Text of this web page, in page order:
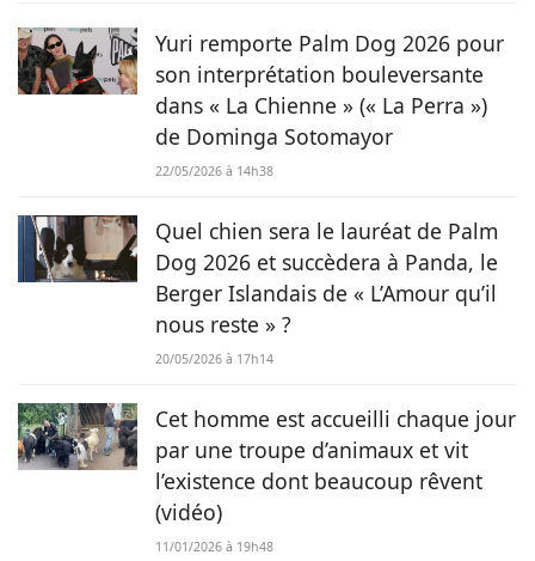
poussée à se lancer dans la photographie canine.
Yuri remporte Palm Dog 2026 pour
son interprétation bouleversante
dans « La Chienne » (« La Perra »)
de Dominga Sotomayor
22/05/2026 à 14h38
Quel chien sera le lauréat de Palm
Dog 2026 et succèdera à Panda, le
Berger Islandais de « L’Amour qu’il
nous reste » ?
20/05/2026 à 17h14
Cet homme est accueilli chaque jour
par une troupe d’animaux et vit
l’existence dont beaucoup rêvent
(vidéo)
11/01/2026 à 19h48